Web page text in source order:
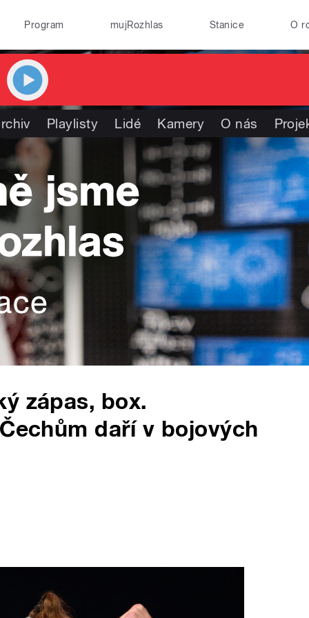
Program mujRozhlas Stanice O
Playlisty Lidé Kamery O nás
zápas, box.
daří v bojových